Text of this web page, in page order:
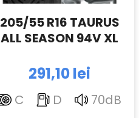
205/55 R16 TAURUS
ALL SEASON 94V XL
291,10 lei
C D 70dB